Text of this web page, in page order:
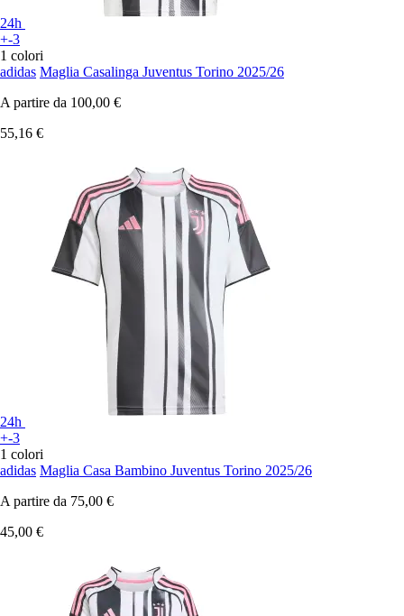
24h
+-3
1 colori
adidas Maglia Casalinga Juventus Torino 2025/26
A partire da 100,00 €
55,16 €
24h
+-3
1 colori
adidas Maglia Casa Bambino Juventus Torino 2025/26
A partire da 75,00 €
45,00 €